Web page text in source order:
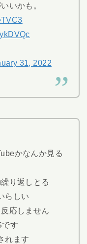
いかも。
31, 2022
かなんか見る
り返しとる
らしい
応しません
す
れます